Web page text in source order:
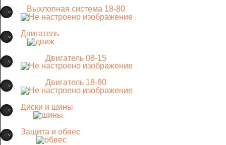
Выхлопная система 18-80
Двигатель
Двигатель 08-15
Двигатель 18-80
Диски и шины
Защита и обвес